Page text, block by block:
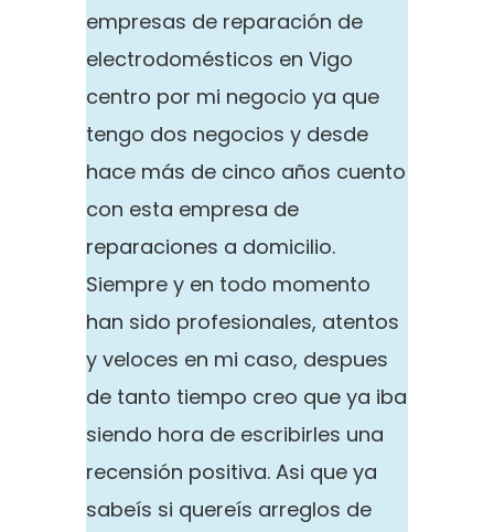
empresas de reparación de
electrodomésticos en Vigo
centro por mi negocio ya que
tengo dos negocios y desde
hace más de cinco años cuento
con esta empresa de
reparaciones a domicilio.
Siempre y en todo momento
han sido profesionales, atentos
y veloces en mi caso, despues
de tanto tiempo creo que ya iba
siendo hora de escribirles una
recensión positiva. Asi que ya
sabeís si quereís arreglos de